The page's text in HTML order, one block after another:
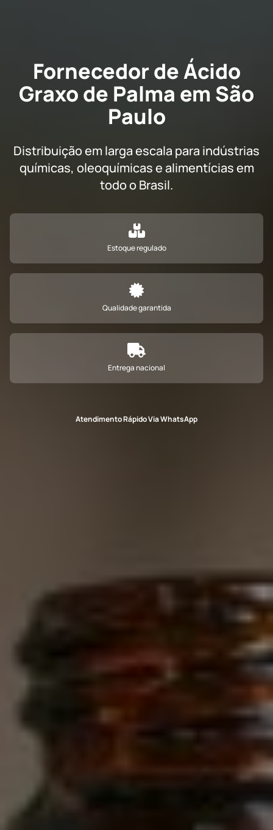
Fornecedor de Ácido
Graxo de Palma em São
Paulo
Distribuição em larga escala para indústrias
químicas, oleoquímicas e alimentícias em
todo o Brasil.
Estoque regulado
Qualidade garantida
Entrega nacional
Atendimento Rápido Via WhatsApp